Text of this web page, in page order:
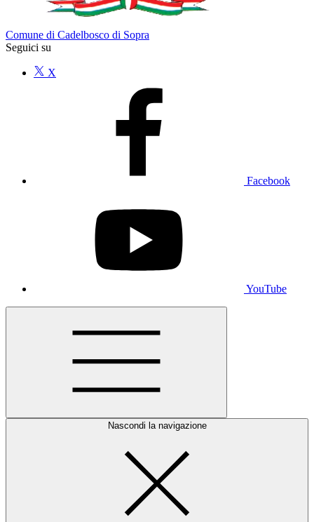
Comune di Cadelbosco di Sopra
Seguici su
X
Facebook
YouTube
Nascondi la navigazione